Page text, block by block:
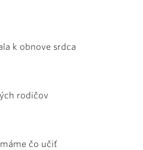
k obnove srdca
rodičov
čo učiť